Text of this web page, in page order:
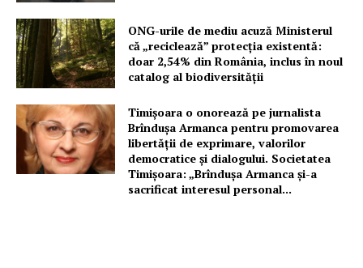
ONG-urile de mediu acuză Ministerul
că „reciclează” protecția existentă:
doar 2,54% din România, inclus în noul
catalog al biodiversității
Timișoara o onorează pe jurnalista
Brîndușa Armanca pentru promovarea
libertății de exprimare, valorilor
democratice și dialogului. Societatea
Timișoara: „Brîndușa Armanca și-a
sacrificat interesul personal...